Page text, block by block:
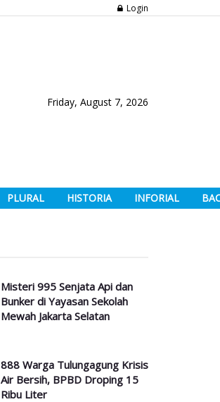
Login
Friday, August 7, 2026
PLURAL HISTORIA INFORIAL
Misteri 995 Senjata Api dan
Bunker di Yayasan Sekolah
Mewah Jakarta Selatan
888 Warga Tulungagung Krisis
Air Bersih, BPBD Droping 15
Ribu Liter